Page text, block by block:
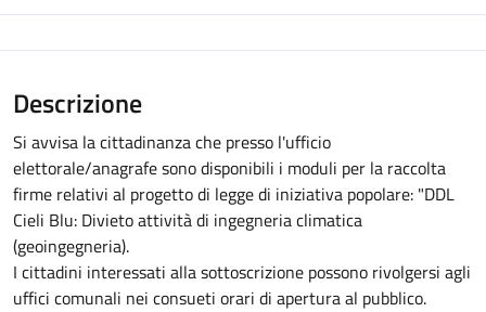
Descrizione
Si avvisa la cittadinanza che presso l'ufficio
elettorale/anagrafe sono disponibili i moduli per la raccolta
firme relativi al progetto di legge di iniziativa popolare: "DDL
Cieli Blu: Divieto attività di ingegneria climatica
(geoingegneria).
I cittadini interessati alla sottoscrizione possono rivolgersi agli
uffici comunali nei consueti orari di apertura al pubblico.